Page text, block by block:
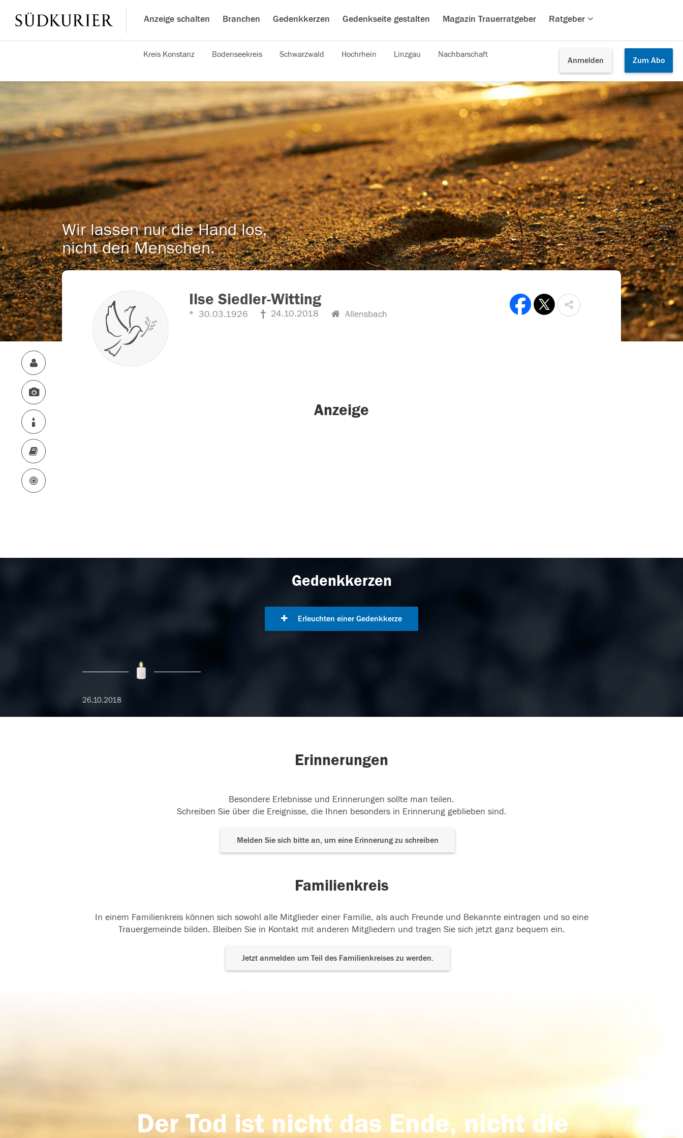
Anzeige schalten Branchen Gedenkkerzen Gedenkseite gestalten Magazin Trauerratgeber Ratgeber
Anmelden Zum Abo
Kreis Konstanz Bodenseekreis Schwarzwald Hochrhein Linzgau Nachbarschaft
Wir lassen nur die Hand los,
nicht den Menschen.
Ilse Siedler-Witting
30.03.1926 24.10.2018 Allensbach
Anzeige
Gedenkkerzen
Erleuchten einer Gedenkkerze
26.10.2018
Erinnerungen
Besondere Erlebnisse und Erinnerungen sollte man teilen.
Schreiben Sie über die Ereignisse, die Ihnen besonders in Erinnerung geblieben sind.
Melden Sie sich bitte an, um eine Erinnerung zu schreiben
Familienkreis
In einem Familienkreis können sich sowohl alle Mitglieder einer Familie, als auch Freunde und Bekannte eintragen und so eine
Trauergemeinde bilden. Bleiben Sie in Kontakt mit anderen Mitgliedern und tragen Sie sich jetzt ganz bequem ein.
Jetzt anmelden um Teil des Familienkreises zu werden.
Der Tod ist nicht das Ende, nicht die